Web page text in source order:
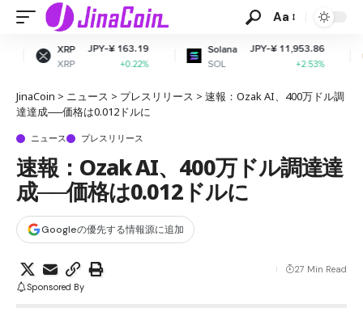
Aa
JPY-¥ 163.19
+0.22%
Solana
SOL
JPY-¥ 11,953.86
+2.53%
Dogecoin
DOGE
JinaCoin > ニュース > プレスリリース > 速報：Ozak AI、400万ドル調
達達成──価格は0.012ドルに
ニュース プレスリリース
速報：Ozak AI、400万ドル調達達
成──価格は0.012ドルに
Googleの優先する情報源に追加
Sponsored By
27 Min Read